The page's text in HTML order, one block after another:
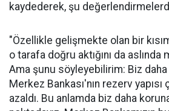
kaydederek, şu
"Özellikle gelişmekte olan bir
o tarafa doğru aktığını da
Ama şunu söyleyebilirim: Biz daha
Merkez Bankası'nın rezerv yapısı
azaldı. Bu anlamda biz daha